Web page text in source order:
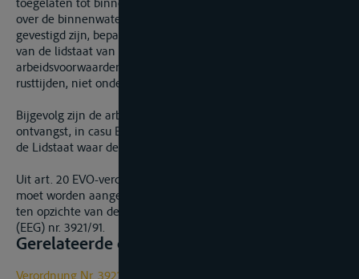
over de binnenwateren in een Lid-Staat waar zij niet
gevestigd zijn, bepaalt welke regelgeving van toepassing is
van de lidstaat van ontvangst, volgt hieruit dat de
arbeidsvoorwaarden, met uitzondering van de vaartijd- en
rusttijden, niet onder deze limitatieve opsomming vallen.
Bijgevolg zijn de arbeidsvoorwaarden van de Lidstaat van
ontvangst, in casu België, niet van toepassing doch wel van
de Lidstaat waar de onderneming haar zetel heeft.
Uit art. 20 EVO-verdrag kan worden afgeleid dat dit verdrag
moet worden aangezien als de lex generalis die moet wijken
ten opzichte van de specifieke bepalingen van Verordening
(EEG) nr. 3921/91.
Gerelateerde documenten
Verordnung Nr. 3921/91 des Rates über die Bedingungen für